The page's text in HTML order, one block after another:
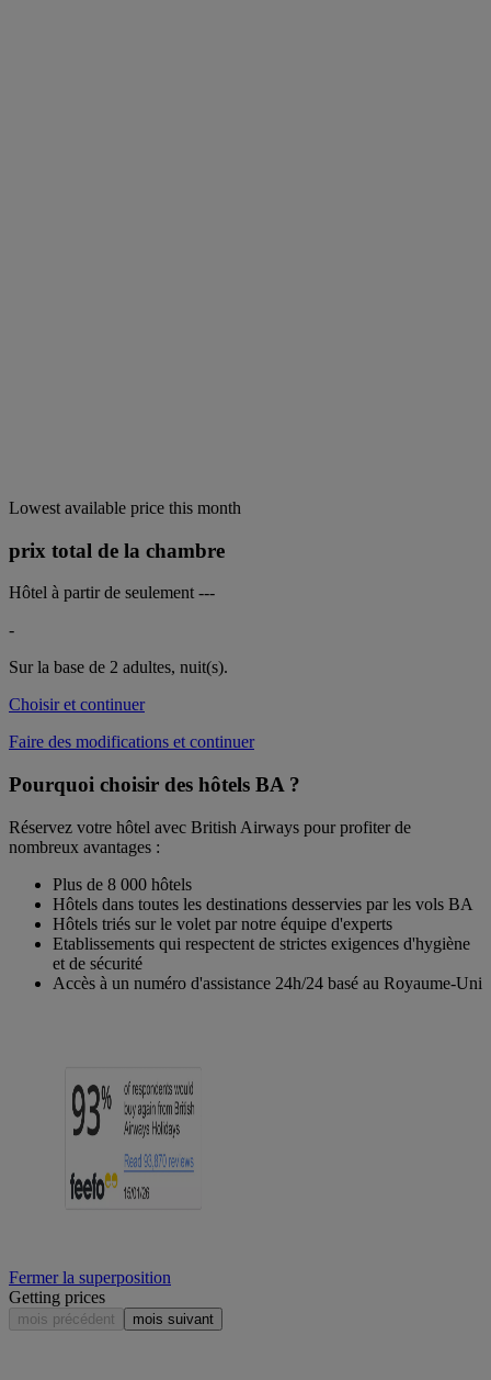
Lowest available price this month
prix total de la chambre
Hôtel à partir de seulement ---
-
Sur la base de 2 adultes, nuit(s).
Choisir et continuer
Faire des modifications et continuer
Pourquoi choisir des hôtels BA ?
Réservez votre hôtel avec British Airways pour profiter de
nombreux avantages :
Plus de 8 000 hôtels
Hôtels dans toutes les destinations desservies par les vols BA
Hôtels triés sur le volet par notre équipe d'experts
Etablissements qui respectent de strictes exigences d'hygiène
et de sécurité
Accès à un numéro d'assistance 24h/24 basé au Royaume-Uni
Fermer la superposition
Getting prices
mois précédent mois suivant